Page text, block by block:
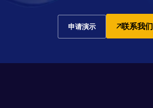
申请演示 联系我们